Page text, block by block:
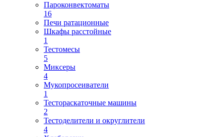
Пароконвектоматы
16
Печи ратационные
Шкафы расстойные
1
Тестомесы
5
Миксеры
4
Мукопросеиватели
1
Тестораскаточные машины
2
Тестоделители и округлители
4